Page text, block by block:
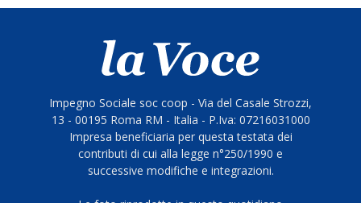
Impegno Sociale soc coop - Via del Casale Strozzi,
13 - 00195 Roma RM - Italia - P.Iva: 07216031000
Impresa beneficiaria per questa testata dei
contributi di cui alla legge n°250/1990 e
successive modifiche e integrazioni.